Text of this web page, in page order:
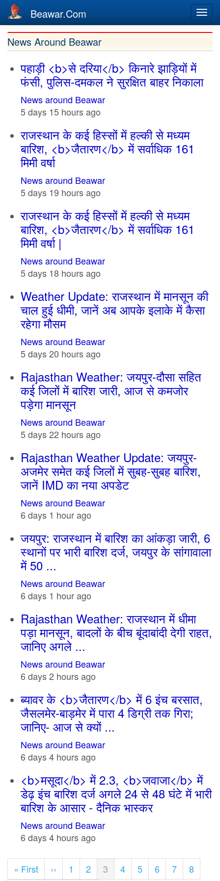
Skip
content
Beawar.Com
News Around Beawar
पहाड़ी <b>से दरिया</b> किनारे झाड़ियों में
फंसी, पुलिस-दमकल ने सुरक्षित बाहर निकाला
News around Beawar
5 days 15 hours ago
राजस्थान के कई हिस्सों में हल्की से मध्यम
बारिश, <b>जैतारण</b> में सर्वाधिक 161
मिमी वर्षा
News around Beawar
5 days 19 hours ago
राजस्थान के कई हिस्सों में हल्की से मध्यम
बारिश, <b>जैतारण</b> में सर्वाधिक 161
मिमी वर्षा |
News around Beawar
5 days 18 hours ago
Weather Update: राजस्थान में मानसून की
चाल हुई धीमी, जानें अब आपके इलाके में कैसा
रहेगा मौसम
News around Beawar
5 days 20 hours ago
Rajasthan Weather: जयपुर-दौसा सहित
कई जिलों में बारिश जारी, आज से कमजोर
पड़ेगा मानसून
News around Beawar
5 days 22 hours ago
Rajasthan Weather Update: जयपुर-
अजमेर समेत कई जिलों में सुबह-सुबह बारिश,
जानें IMD का नया अपडेट
News around Beawar
6 days 1 hour ago
जयपुर: राजस्थान में बारिश का आंकड़ा जारी, 6
स्थानों पर भारी बारिश दर्ज, जयपुर के सांगावाला
में 50 ...
News around Beawar
6 days 1 hour ago
Rajasthan Weather: राजस्थान में धीमा
पड़ा मानसून, बादलों के बीच बूंदाबांदी देगी राहत,
जानिए अगले ...
News around Beawar
6 days 2 hours ago
ब्यावर के <b>जैतारण</b> में 6 इंच बरसात,
जैसलमेर-बाड़मेर में पारा 4 डिग्री तक गिरा;
जानिए- आज से क्यों ...
News around Beawar
6 days 4 hours ago
<b>मसूदा</b> में 2.3, <b>जवाजा</b> में
डेढ़ इंच बारिश दर्ज अगले 24 से 48 घंटे में भारी
बारिश के आसार - दैनिक भास्कर
News around Beawar
6 days 4 hours ago
Pagination
First
« First
Previous
‹‹ Page
1 Page
2
Current
3 Page
4 Page
5 Page
6 Page
7 Page
8